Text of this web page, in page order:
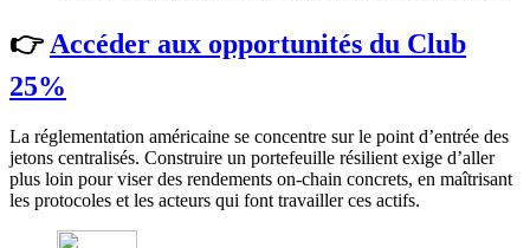
👉 Accéder aux opportunités du Club
25%
La réglementation américaine se concentre sur le point d’entrée des
jetons centralisés. Construire un portefeuille résilient exige d’aller
plus loin pour viser des rendements on-chain concrets, en maîtrisant
les protocoles et les acteurs qui font travailler ces actifs.